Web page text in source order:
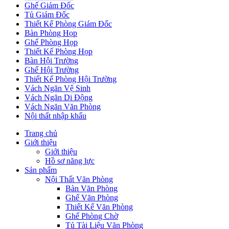
Ghế Giám Đốc
Tủ Giám Đốc
Thiết Kế Phòng Giám Đốc
Bàn Phòng Họp
Ghế Phòng Họp
Thiết Kế Phòng Họp
Bàn Hội Trường
Ghế Hội Trường
Thiết Kế Phòng Hội Trường
Vách Ngăn Vệ Sinh
Vách Ngăn Di Động
Vách Ngăn Văn Phòng
Nội thất nhập khẩu
Trang chủ
Giới thiệu
Giới thiệu
Hồ sơ năng lực
Sản phẩm
Nội Thất Văn Phòng
Bàn Văn Phòng
Ghế Văn Phòng
Thiết Kế Văn Phòng
Ghế Phòng Chờ
Tủ Tài Liệu Văn Phòng